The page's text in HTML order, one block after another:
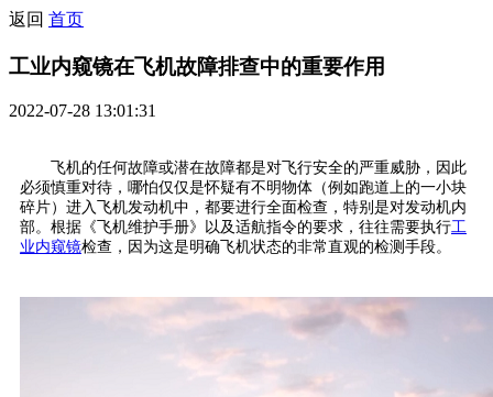
返回 首页
工业内窥镜在飞机故障排查中的重要作用
2022-07-28 13:01:31
飞机的任何故障或潜在故障都是对飞行安全的严重威胁，因此
必须慎重对待，哪怕仅仅是怀疑有不明物体（例如跑道上的一小块
碎片）进入飞机发动机中，都要进行全面检查，特别是对发动机内
部。根据《飞机维护手册》以及适航指令的要求，往往需要执行工
业内窥镜检查，因为这是明确飞机状态的非常直观的检测手段。